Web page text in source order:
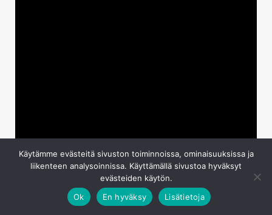
Käytämme evästeitä sivuston toiminnoissa, ominaisuuksissa ja
liikenteen analysoinnissa. Käyttämällä sivustoa hyväksyt
evästeiden käytön.
Ok
En hyväksy Lisätietoja